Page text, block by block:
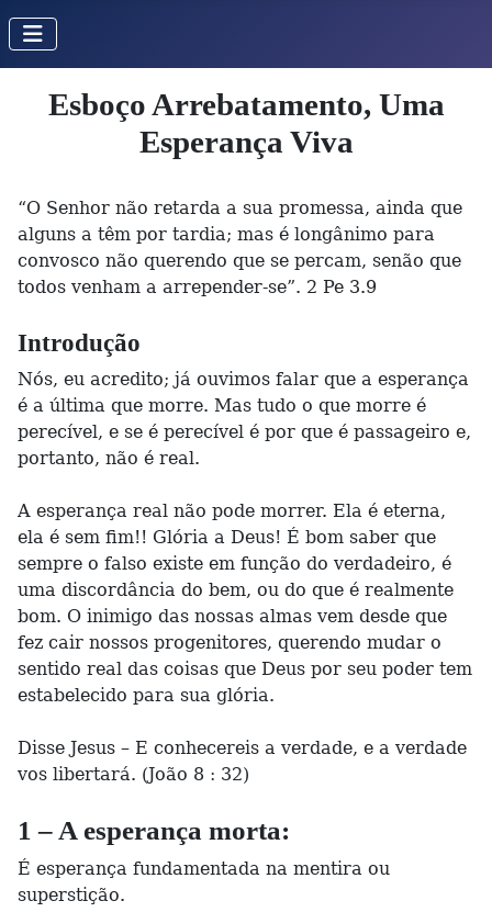
Esboço Arrebatamento, Uma
Esperança Viva
“O Senhor não retarda a sua promessa, ainda que
alguns a têm por tardia; mas é longânimo para
convosco não querendo que se percam, senão que
todos venham a arrepender-se”. 2 Pe 3.9
Introdução
Nós, eu acredito; já ouvimos falar que a esperança
é a última que morre. Mas tudo o que morre é
perecível, e se é perecível é por que é passageiro e,
portanto, não é real.
A esperança real não pode morrer. Ela é eterna,
ela é sem fim!! Glória a Deus! É bom saber que
sempre o falso existe em função do verdadeiro, é
uma discordância do bem, ou do que é realmente
bom. O inimigo das nossas almas vem desde que
fez cair nossos progenitores, querendo mudar o
sentido real das coisas que Deus por seu poder tem
estabelecido para sua glória.
Disse Jesus – E conhecereis a verdade, e a verdade
vos libertará. (João 8 : 32)
1 – A esperança morta:
É esperança fundamentada na mentira ou
superstição.